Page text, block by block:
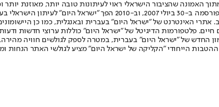
האמונה שהציבור הישראלי ראוי לעיתונות טובה יותר, מאוזנת
תשלום. המהדורה המודפסת הראשונה פורסמה ב-30
חיים. פלטפורמות הדיגיטל של "ישראל היום" כוללות ערוצי חדשות
החדש של "ישראל היום" בעברית, במטרה לספק לגולשים חוויה
הייחודי "הקליקה של ישראל היום" מציע לגולשי האתר הנחות